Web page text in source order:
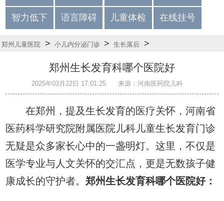
智力低下 语言障碍 儿童体检 在线挂号
郑州儿童医院 > 小儿内分泌门诊 > 生长落后 >
郑州生长发育科哪个医院好
2025年03月22日 17:01:25 来源：河南医药院儿科
在郑州，提及生长发育的医疗关怀，河南省
医药科学研究院附属医院儿科儿童生长发育门诊
无疑是众多家长心中的一盏明灯。这里，不仅是
医学专业与人文关怀的交汇点，更是无数孩子健
康成长的守护者。郑州生长发育科哪个医院好：